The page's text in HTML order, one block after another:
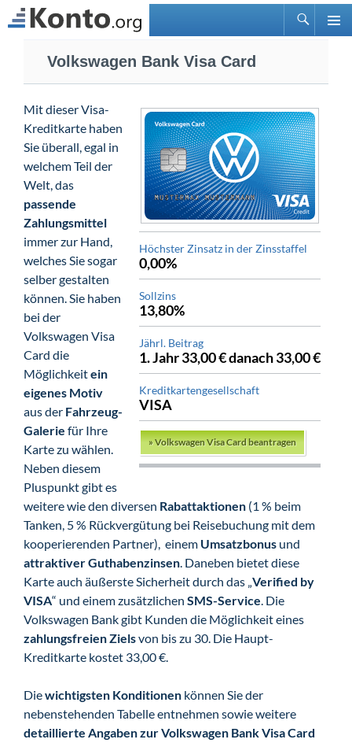
Suchen
springen
Volkswagen Bank Visa Card
Höchster Zinsatz in der Zinsstaffel
0,00%
Sollzins
13,80%
Jährl. Beitrag
1. Jahr 33,00 € danach 33,00 €
Kreditkartengesellschaft
VISA
»Volkswagen Visa Card beantragen
Mit dieser Visa-
Kreditkarte haben
Sie überall, egal in
welchem Teil der
Welt, das
passende
Zahlungsmittel
immer zur Hand,
welches Sie sogar
selber gestalten
können. Sie haben
bei der
Volkswagen Visa
Card die
Möglichkeitein
eigenes Motiv
aus der Fahrzeug-
Galerie für Ihre
Karte zu wählen.
Neben diesem
Pluspunkt gibt es
weitere wie den diversen Rabattaktionen (1 % beim
Tanken, 5 % Rückvergütung bei Reisebuchung mit dem
kooperierenden Partner), einem Umsatzbonus und
attraktiver Guthabenzinsen. Daneben bietet diese
Karte auch äußerste Sicherheit durch das „Verified by
VISA“ und einem zusätzlichen SMS-Service. Die
Volkswagen Bank gibt Kunden die Möglichkeit eines
zahlungsfreien Zielsvon bis zu 30. Die Haupt-
Kreditkarte kostet 33,00 €.
Diewichtigsten Konditionen können Sie der
nebenstehenden Tabelle entnehmen sowie weitere
detaillierte Angaben zur Volkswagen Bank Visa Card